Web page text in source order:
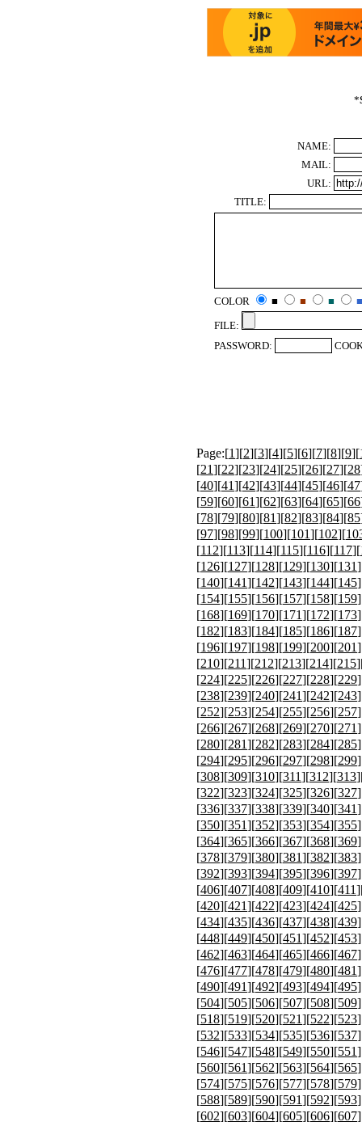
*
NAME:
MAIL:
URL:
TITLE:
COLOR ■ ■ ■
■
FILE:
PASSWORD:
Page:[1][2][3][4][5][6][7][8][9][
[21][22][23][24][25][26][27][28
[40][41][42][43][44][45][46][47
[59][60][61][62][63][64][65][66
[78][79][80][81][82][83][84][85
[97][98][99][100][101][102][
[112][113][114][115][116][117][
[126][127][128][129][130][131
[140][141][142][143][144][145
[154][155][156][157][158][159
[168][169][170][171][172][173
[182][183][184][185][186][187
[196][197][198][199][200][201
[210][211][212][213][214][215
[224][225][226][227][228][229
[238][239][240][241][242][243
[252][253][254][255][256][257
[266][267][268][269][270][271
[280][281][282][283][284][285
[294][295][296][297][298][299
[308][309][310][311][312][313
[322][323][324][325][326][327
[336][337][338][339][340][341
[350][351][352][353][354][355
[364][365][366][367][368][369
[378][379][380][381][382][383
[392][393][394][395][396][397
[406][407][408][409][410][411
[420][421][422][423][424][425
[434][435][436][437][438][439
[448][449][450][451][452][453
[462][463][464][465][466][467
[476][477][478][479][480][481
[490][491][492][493][494][495
[504][505][506][507][508][509
[518][519][520][521][522][523
[532][533][534][535][536][537
[546][547][548][549][550][551
[560][561][562][563][564][565
[574][575][576][577][578][579
[588][589][590][591][592][593
[602][603][604][605][606][607